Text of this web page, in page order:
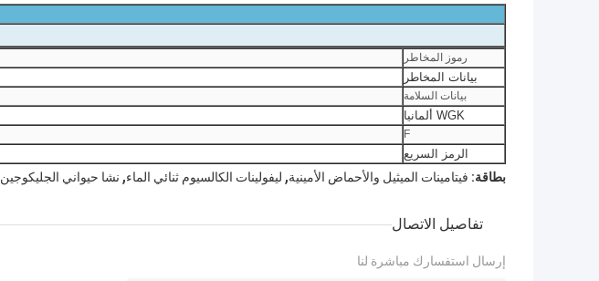
رموز المخاطر
بيانات المخاطر
بيانات السلامة
WGK ألمانيا
F
الرمز السريع
بطاقة: فيتامينات الميثيل والأحماض الأمينية, ليفولينات الكالسيوم ثنائي الماء, نشا حيواني الجليكوجين
تفاصيل الاتصال
إرسال استفسارك مباشرة لنا